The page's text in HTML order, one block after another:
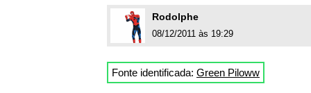
Rodolphe
08/12/2011 às 19:29
Fonte identificada: Green Piloww